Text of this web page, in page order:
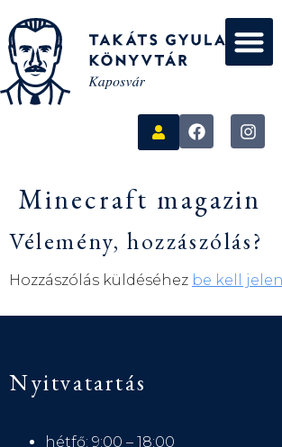
Minecraft magazin
Vélemény, hozzászólás?
Hozzászólás küldéséhez be kell
Nyitvatartás
hétfő: 9:00 – 18:00